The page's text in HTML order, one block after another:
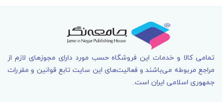
تمامی کالا و خدمات اين فروشگاه حسب مورد دارای مجوزهای لازم از
مراجع مربوطه می‌باشند و فعاليت‌های اين سايت تابع قوانين و مقررات
جمهوری اسلامی ايران است.